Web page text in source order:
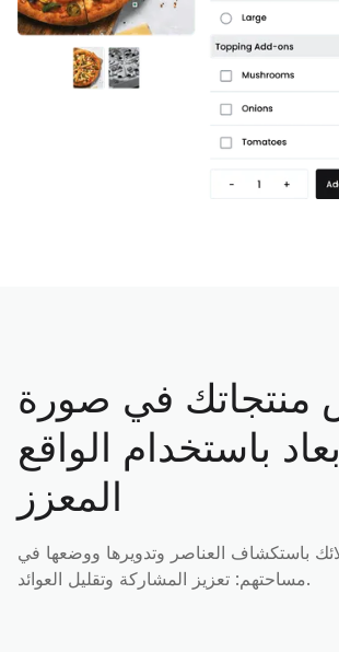
منتجاتك في صورة
باستخدام الواقع
المعزز
باستكشاف العناصر وتدويرها ووضعها في
مساحتهم: تعزيز المشاركة وتقليل العوائد.